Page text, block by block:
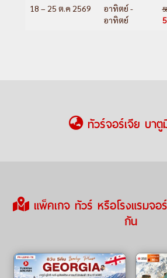
สุวรรณภูมิ)
18 – 25 ต.ค 2569
อาทิตย์ -
อาทิตย์
ทัวร์จอร์เจีย บา
แพ็คเกจ ทัวร์ หรือโรงแรมจอร์
กัน